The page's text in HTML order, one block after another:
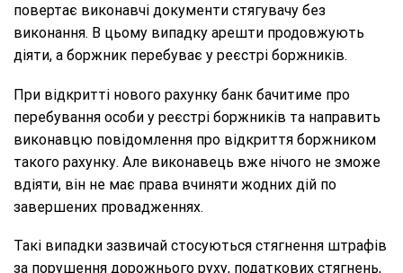
повертає виконавчі документи стягувачу без
виконання. В цьому випадку арешти продовжують
діяти, а боржник перебуває у реєстрі боржників.
При відкритті нового рахунку банк бачитиме про
перебування особи у реєстрі боржників та направить
виконавцю повідомлення про відкриття боржником
такого рахунку. Але виконавець вже нічого не зможе
вдіяти, він не має права вчиняти жодних дій по
завершених провадженнях.
Такі випадки зазвичай стосуються стягнення штрафів
за порушення дорожнього руху, податкових стягнень,